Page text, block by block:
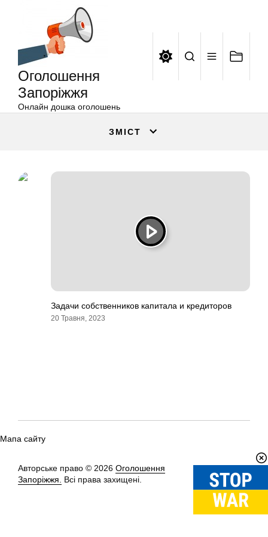
Оголошення
Запоріжжя
Онлайн дошка оголошень
ЗМІСТ
Задачи собственников капитала и кредиторов
20 Травня, 2023
Мапа сайту
Авторське право © 2026 Оголошення
Запоріжжя.
Всі права захищені.
Вгору↑